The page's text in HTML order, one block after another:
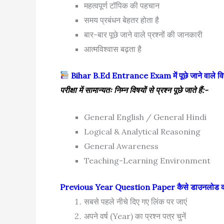
महत्वपूर्ण टॉपिक की पहचान
समय प्रबंधन बेहतर होता है
बार-बार पूछे जाने वाले प्रश्नों की जानकारी
आत्मविश्वास बढ़ता है
Bihar B.Ed Entrance Exam में पूछे जाने वाले
परीक्षा में सामान्यतः निम्न विषयों से प्रश्न पूछे जाते हैं:-
General English / General Hindi
Logical & Analytical Reasoning
General Awareness
Teaching-Learning Environment
Previous Year Question Paper कैसे डाउनलोड
सबसे पहले नीचे दिए गए लिंक पर जाएं
अपने वर्ष (Year) का प्रश्न पत्र चुनें